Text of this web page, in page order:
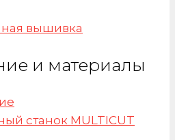
вышивка
и материалы
станок MULTICUT